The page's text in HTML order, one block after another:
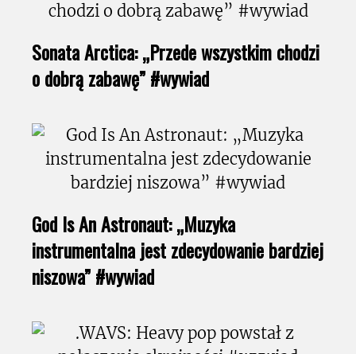
Sonata Arctica: „Przede wszystkim chodzi
o dobrą zabawę” #wywiad
God Is An Astronaut: „Muzyka
instrumentalna jest zdecydowanie bardziej
niszowa” #wywiad